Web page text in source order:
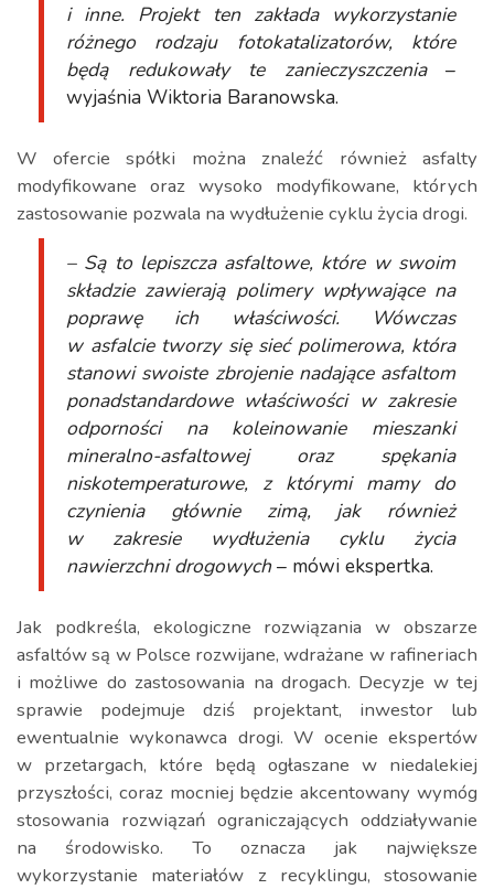
i inne. Projekt ten zakłada wykorzystanie
różnego rodzaju fotokatalizatorów, które
będą redukowały te zanieczyszczenia –
wyjaśnia Wiktoria Baranowska.
W ofercie spółki można znaleźć również asfalty
modyfikowane oraz wysoko modyfikowane, których
zastosowanie pozwala na wydłużenie cyklu życia drogi.
– Są to lepiszcza asfaltowe, które w swoim
składzie zawierają polimery wpływające na
poprawę ich właściwości. Wówczas
w asfalcie tworzy się sieć polimerowa, która
stanowi swoiste zbrojenie nadające asfaltom
ponadstandardowe właściwości w zakresie
odporności na koleinowanie mieszanki
mineralno-asfaltowej oraz spękania
niskotemperaturowe, z którymi mamy do
czynienia głównie zimą, jak również
w zakresie wydłużenia cyklu życia
nawierzchni drogowych– mówi ekspertka.
Jak podkreśla, ekologiczne rozwiązania w obszarze
asfaltów są w Polsce rozwijane, wdrażane w rafineriach
i możliwe do zastosowania na drogach. Decyzje w tej
sprawie podejmuje dziś projektant, inwestor lub
ewentualnie wykonawca drogi. W ocenie ekspertów
w przetargach, które będą ogłaszane w niedalekiej
przyszłości, coraz mocniej będzie akcentowany wymóg
stosowania rozwiązań ograniczających oddziaływanie
na środowisko. To oznacza jak największe
wykorzystanie materiałów z recyklingu, stosowanie